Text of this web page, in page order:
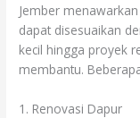
Jember
dapat disesuaikan
kecil hingga proyek
membantu.
1. Renovasi Dapur